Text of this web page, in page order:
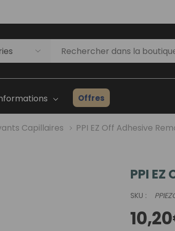
Offres
Capillaires PPI EZ Off Adhesive
PPI
SKU :